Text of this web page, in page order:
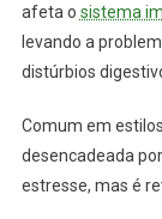
afeta o sistema
levando a
distúrbios
Comum em
desencadeada
estresse, mas é